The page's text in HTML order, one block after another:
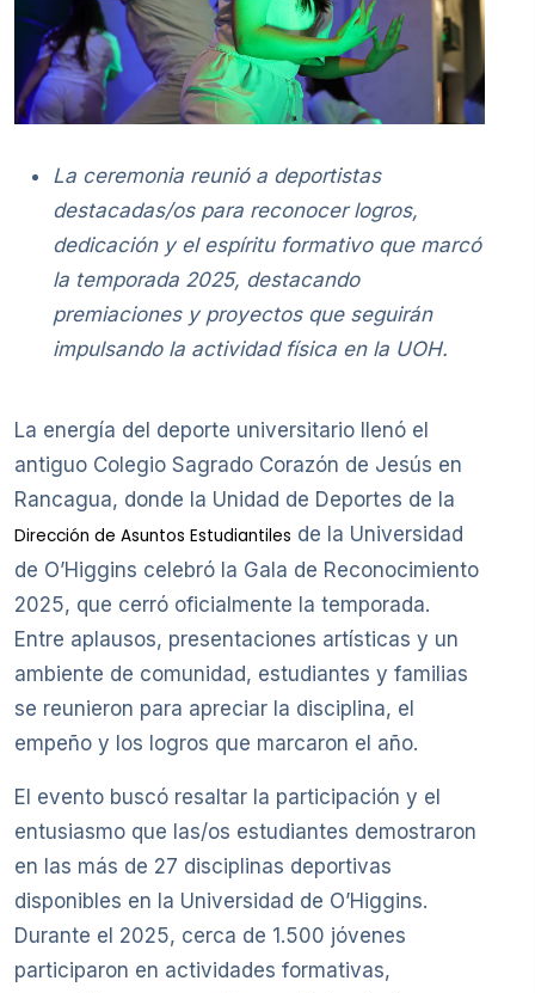
La ceremonia reunió a deportistas
destacadas/os para reconocer logros,
dedicación y el espíritu formativo que marcó
la temporada 2025, destacando
premiaciones y proyectos que seguirán
impulsando la actividad física en la UOH.
La energía del deporte universitario llenó el
antiguo Colegio Sagrado Corazón de Jesús en
Rancagua, donde la Unidad de Deportes de la
Dirección de Asuntos Estudiantiles de la Universidad
de O’Higgins celebró la Gala de Reconocimiento
2025, que cerró oficialmente la temporada.
Entre aplausos, presentaciones artísticas y un
ambiente de comunidad, estudiantes y familias
se reunieron para apreciar la disciplina, el
empeño y los logros que marcaron el año.
El evento buscó resaltar la participación y el
entusiasmo que las/os estudiantes demostraron
en las más de 27 disciplinas deportivas
disponibles en la Universidad de O’Higgins.
Durante el 2025, cerca de 1.500 jóvenes
participaron en actividades formativas,